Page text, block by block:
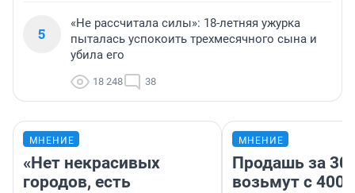
5
«Не рассчитала силы»: 18-летняя ужурка
пыталась успокоить трехмесячного сына и
убила его
18 248 38
МНЕНИЕ
«Нет некрасивых
городов, есть
МНЕНИЕ
Продашь за
возьмут с